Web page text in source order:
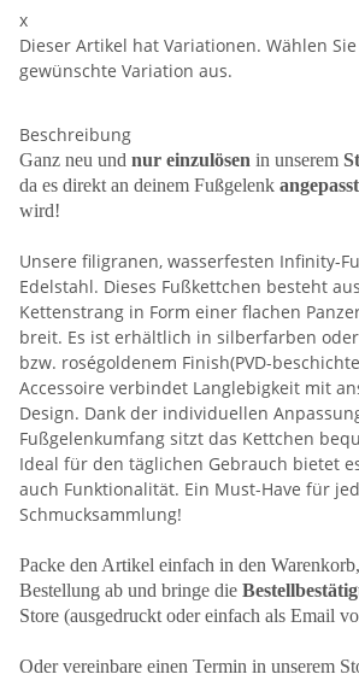
x
Dieser Artikel hat Variationen. Wählen
gewünschte Variation aus.
Beschreibung
Ganz neu und nur einzulösen in unserem
da es direkt an deinem Fußgelenk
wird!
Unsere filigranen, wasserfesten Infinity-
Edelstahl. Dieses Fußkettchen besteht
Kettenstrang in Form einer flachen
breit. Es ist erhältlich in silberfarben
bzw. roségoldenem Finish(PVD-
Accessoire verbindet Langlebigkeit mit
Design. Dank der individuellen
Fußgelenkumfang sitzt das Kettchen
Ideal für den täglichen Gebrauch bietet
auch Funktionalität. Ein Must-Have für
Schmucksammlung!
Packe den Artikel einfach in den
Bestellung ab und bringe die
Store (ausgedruckt oder einfach als Email
Oder vereinbare einen Termin in unserem